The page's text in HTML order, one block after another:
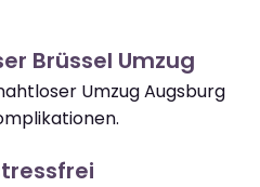
Brüssel Umzug
Umzug Augsburg